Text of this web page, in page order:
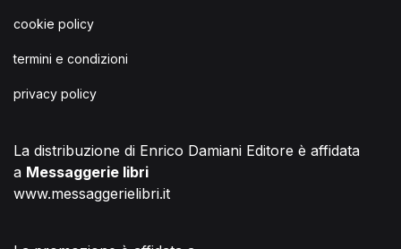
cookie policy
termini e condizioni
privacy policy
La distribuzione di Enrico Damiani Editore è affidata
a Messaggerie libri
www.messaggerielibri.it